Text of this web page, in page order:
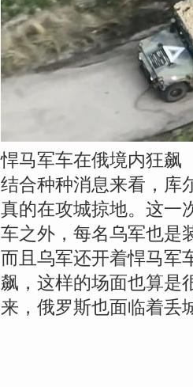
悍马军车在俄境内狂飙
结合种种消息来看，库
真的在攻城掠地。这一
车之外，每名乌军也是
而且乌军还开着悍马军
飙，这样的场面也算是
来，俄罗斯也面临着丢